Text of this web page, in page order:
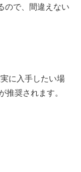
ので、間違えない
に入手したい場
推奨されます。